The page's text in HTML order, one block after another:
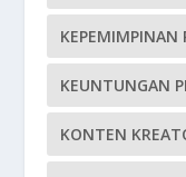
KEPEMIMPINAN
KEUNTUNGAN
KONTEN